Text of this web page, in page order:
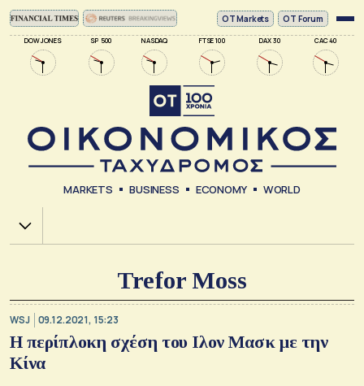
DOW JONES SP 500 NASDAQ FTSE 100 DAX 30 CAC 40
ΟΤ Markets OT Forum
MARKETS BUSINESS ECONOMY WORLD
Χ.Α.
Trefor Moss
WSJ 09.12.2021, 15:23
H περίπλοκη σχέση του Ιλον Μασκ με την
Κίνα